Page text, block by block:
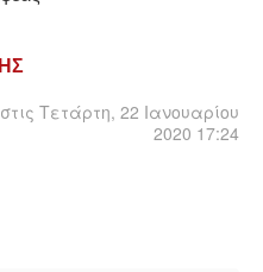
ΑΦΡΙΚΉ
Τετάρτη, 22 Ιανουαρίου
2020 17:24